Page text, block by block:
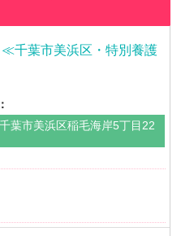
葉市美浜区・特別養護
葉市美浜区稲毛海岸5丁目22